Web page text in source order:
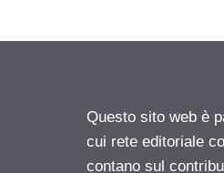
Questo sito web è
cui rete editoriale
contano sul